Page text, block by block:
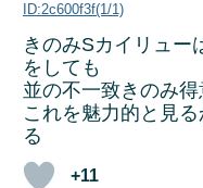
ID:2c600f3f(1/1)
きのみSカイリュー
をしても
並の不一致きのみ
これを魅力的と見
る
+11